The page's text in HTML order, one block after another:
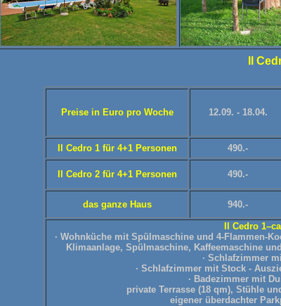
Il
Preise in Euro pro Woche 12.09. - 18.04.
Il Cedro 1 für 4+1 Personen 490.-
Il Cedro 2 für 4+1 Personen 490.-
das ganze Haus 940.-
Il Cedro
· Wohnküche mit Spülmaschine und 4-Flammen-
Klimaanlage, Spülmaschine, Kaffeemaschine
· Schlafzimmer
· Schlafzimmer mit Stock -
· Badezimmer mit
private Terrasse (18 qm), Stühle
eigener überdachter